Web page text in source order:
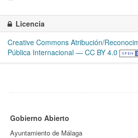
Licencia
Creative Commons Atribución/
Pública Internacional — CC BY 4.0
Gobierno Abierto
Ayuntamiento de Málaga